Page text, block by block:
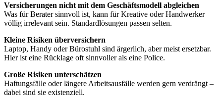
Versicherungen nicht mit dem Geschäftsmodell abgleichen
Was für Berater sinnvoll ist, kann für Kreative oder Handwerker
völlig irrelevant sein. Standardlösungen passen selten.
Kleine Risiken überversichern
Laptop, Handy oder Bürostuhl sind ärgerlich, aber meist ersetzbar.
Hier ist eine Rücklage oft sinnvoller als eine Police.
Große Risiken unterschätzen
Haftungsfälle oder längere Arbeitsausfälle werden gern verdrängt –
dabei sind sie existenziell.